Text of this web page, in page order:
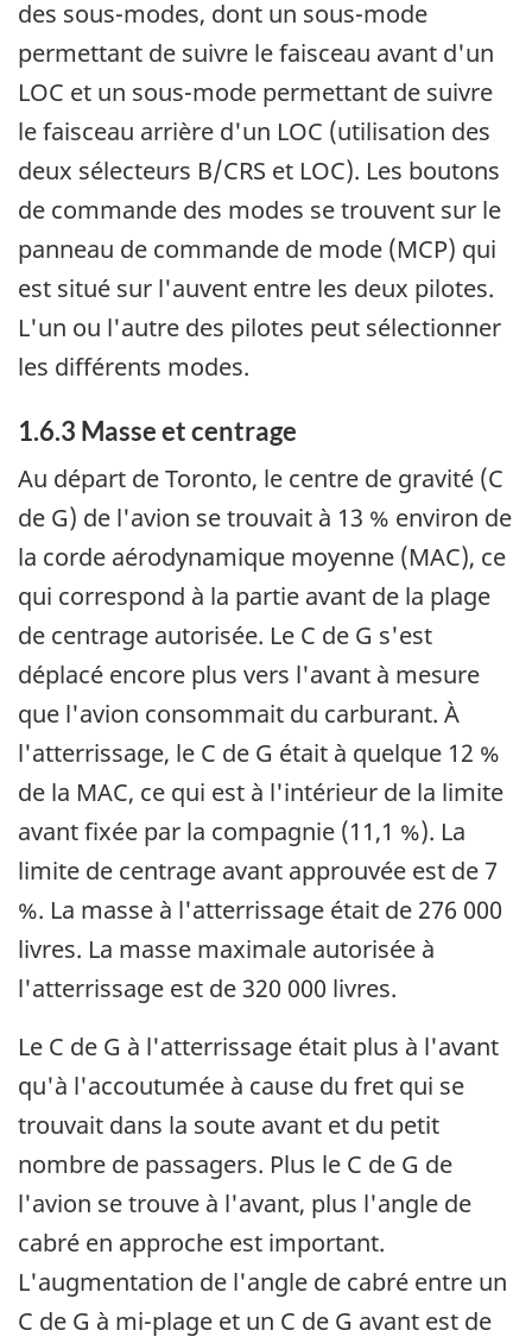
des sous-modes, dont un sous-mode
permettant de suivre le faisceau avant d'un
LOC et un sous-mode permettant de suivre
le faisceau arrière d'un LOC (utilisation des
deux sélecteurs B/CRS et LOC). Les boutons
de commande des modes se trouvent sur le
panneau de commande de mode (MCP) qui
est situé sur l'auvent entre les deux pilotes.
L'un ou l'autre des pilotes peut sélectionner
les différents modes.
1.6.3 Masse et centrage
Au départ de Toronto, le centre de gravité (C
de G) de l'avion se trouvait à 13 % environ de
la corde aérodynamique moyenne (MAC), ce
qui correspond à la partie avant de la plage
de centrage autorisée. Le C de G s'est
déplacé encore plus vers l'avant à mesure
que l'avion consommait du carburant. À
l'atterrissage, le C de G était à quelque 12 %
de la MAC, ce qui est à l'intérieur de la limite
avant fixée par la compagnie (11,1 %). La
limite de centrage avant approuvée est de 7
%. La masse à l'atterrissage était de 276 000
livres. La masse maximale autorisée à
l'atterrissage est de 320 000 livres.
Le C de G à l'atterrissage était plus à l'avant
qu'à l'accoutumée à cause du fret qui se
trouvait dans la soute avant et du petit
nombre de passagers. Plus le C de G de
l'avion se trouve à l'avant, plus l'angle de
cabré en approche est important.
L'augmentation de l'angle de cabré entre un
C de G à mi-plage et un C de G avant est de